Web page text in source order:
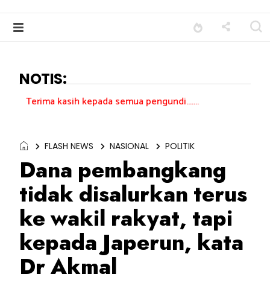
NOTIS:
kepada semua pengundi.......
FLASH NEWS NASIONAL POLITIK
Dana pembangkang
tidak disalurkan terus
ke wakil rakyat, tapi
kepada Japerun, kata
Dr Akmal